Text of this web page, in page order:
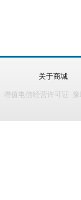
关于商城
增值电信经营许可证 豫